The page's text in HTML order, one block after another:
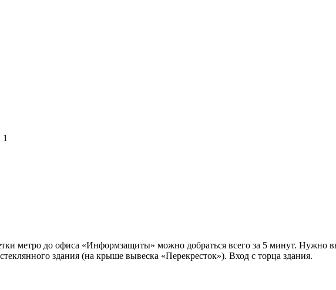
метро до офиса «Информзащиты» можно добраться всего за 5 минут. Нужно
здания (на крыше вывеска «Перекресток»). Вход с торца здания.